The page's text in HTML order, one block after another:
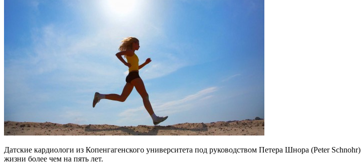
Датские кардиологи из Копенгагенского университета под руководством Петера Шнора (Peter
жизни более чем на пять лет.